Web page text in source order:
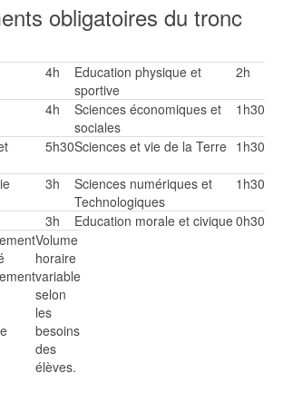
obligatoires du tronc
4h
Education physique et
sportive
2h
4h
Sciences économiques et
sociales
1h30
5h30Sciences et vie de la Terre 1h30
3h
Sciences numériques et
Technologiques
1h30
3h Education morale et civique0h30
Volume
horaire
variable
selon
les
besoins
des
élèves.